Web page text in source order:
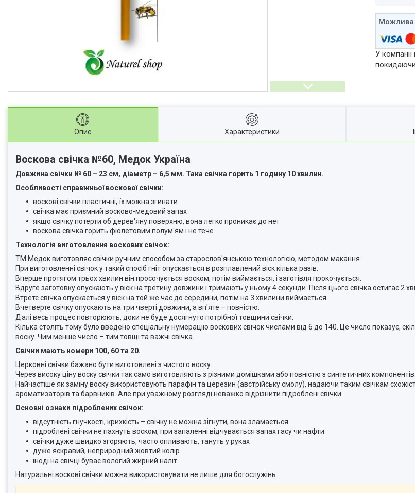
У
Опис Характеристики
Воскова свічка №60, Медок Україна
Довжина свічки № 60 – 23 см, діаметр – 6,5 мм. Така свічка горить 1 годину 10 хвилин.
Особливості справжньої воскової свічки:
воскові свічки пластичні, їх можна згинати
свічка має приємний восково-медовий запах
якщо свічку потерти об дерев'яну поверхню, вона легко проникає до неї
воскова свічка горить фіолетовим полум'ям і не тече
Технологія виготовлення воскових свічок:
ТМ Медок виготовляє свічки ручним способом за старослов'янською технологією, методом макання.
При виготовленні свічок у такий спосіб гніт опускається в розплавлений віск кілька разів.
Вперше протягом трьох хвилин він просочується воском, потім виймається, і заготівля прокочується.
Вдруге заготовку опускають у віск на третину довжини і тримають у ньому 4 секунди. Після цього свічка остигає 2
Втретє свічка опускається у віск на той же час до середини, потім на 3 хвилини виймається.
Вчетверте свічку опускають на три чверті довжини, а вп'яте – повністю.
Далі весь процес повторюють, доки не буде досягнуто потрібної товщини свічки.
Кілька століть тому було введено спеціальну нумерацію воскових свічок числами від 6 до 140. Це число показує,
воску. Чим менше число – тим товщі та важчі свічка.
Свічки мають номери 100, 60 та 20.
Церковні свічки бажано бути виготовлені з чистого воску.
Через високу ціну воску свічки так само виготовляють з різними домішками або повністю з синтетичних компонентів.
Найчастіше як заміну воску використовують парафін та церезин (австрійську смолу), надаючи таким свічкам
ароматизаторів та барвників. Але при уважному розгляді неважко відрізнити підроблені свічки.
Основні ознаки підроблених свічок:
відсутність гнучкості, крихкість – свічку не можна зігнути, вона зламається
підроблені свічки не пахнуть воском, при запаленні відчувається запах гасу чи нафти
свічки дуже швидко згоряють, часто опливають, тануть у руках
дуже яскравий, неприродний жовтий колір
іноді на свічці буває вологий жирний наліт
Натуральні воскові свічки можна використовувати не лише для богослужінь.